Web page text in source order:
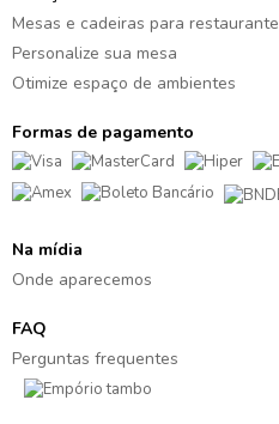
Mesas e cadeiras para restaurante
Personalize sua mesa
Otimize espaço de ambientes
Formas de pagamento
Na mídia
Onde aparecemos
FAQ
Perguntas frequentes